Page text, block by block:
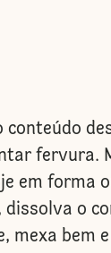
o
fervura.
forma
o
mexa bem